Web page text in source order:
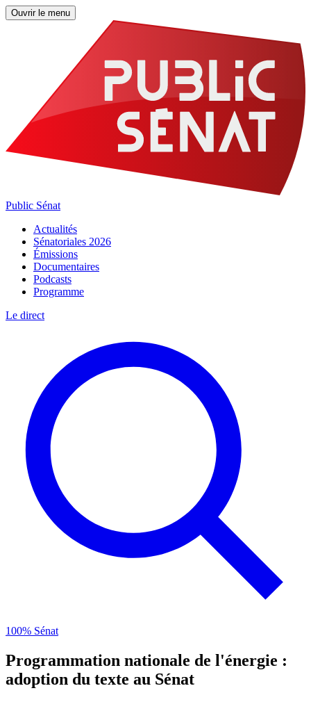
Ouvrir le menu
Public Sénat
Actualités
Sénatoriales 2026
Émissions
Documentaires
Podcasts
Programme
Le direct
100% Sénat
Programmation nationale de l'énergie :
adoption du texte au Sénat